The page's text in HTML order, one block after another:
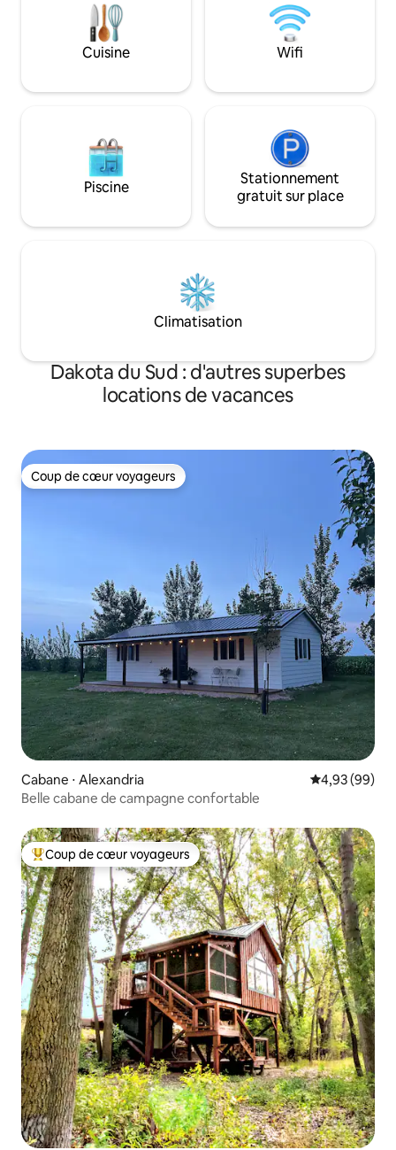
la terrasse de niveau intermédiaire et
d'un plongeon dans le jacuzzi au niveau
du sol. L'espace comprend une
kitchenette, une salle de bain et des
et chauffage.
finitions haut de
des choix
promettons que
endroits les plus
Cuisine Wifi
Piscine
Stationnement
gratuit sur place
Climatisation
Dakota du Sud : d'autres superbes
locations de vacances
Coup de cœur voyageurs
Coup de cœur voyageurs
Cabane ⋅ Alexandria Évaluation
4,93 (99)
Belle cabane de campagne confortable
Coups de cœur voyageurs les plus appréciés
Coup de cœur voyageurs